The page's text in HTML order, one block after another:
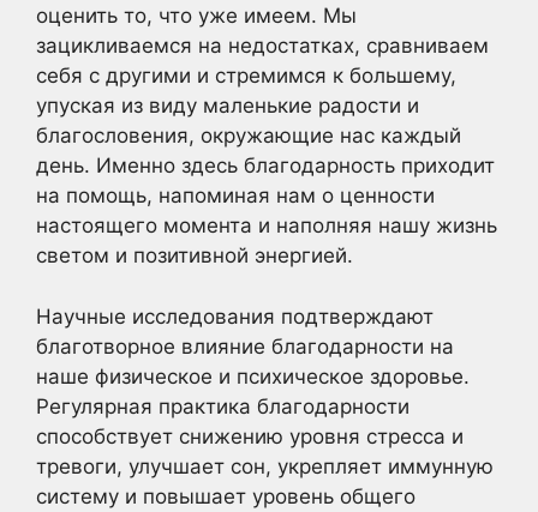
оценить то, что уже имеем. Мы
зацикливаемся на недостатках, сравниваем
себя с другими и стремимся к большему,
упуская из виду маленькие радости и
благословения, окружающие нас каждый
день. Именно здесь благодарность приходит
на помощь, напоминая нам о ценности
настоящего момента и наполняя нашу жизнь
светом и позитивной энергией.
Научные исследования подтверждают
благотворное влияние благодарности на
наше физическое и психическое здоровье.
Регулярная практика благодарности
способствует снижению уровня стресса и
тревоги, улучшает сон, укрепляет иммунную
систему и повышает уровень общего